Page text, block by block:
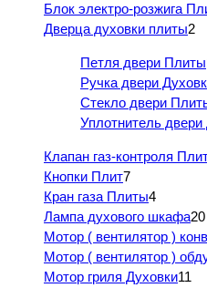
Блок электро-розжига
Дверца духовки плиты2
Петля двери Плиты
Ручка двери
Стекло двери
Уплотнитель двери
Клапан газ-контроля
Кнопки Плит7
Кран газа Плиты4
Лампа духового шкафа20
Мотор ( вентилятор )
Мотор ( вентилятор )
Мотор гриля Духовки11